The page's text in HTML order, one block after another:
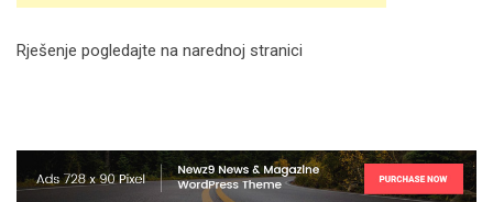
Rješenje pogledajte na narednoj stranici